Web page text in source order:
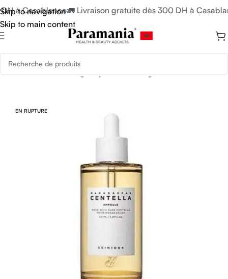
Skip to navigation
Skip to main content
à Casablanca🚛 Livraison gratuite dès 300 DH à
Accueil/Soins du Visage/Hydratant Visage
EN RUPTURE